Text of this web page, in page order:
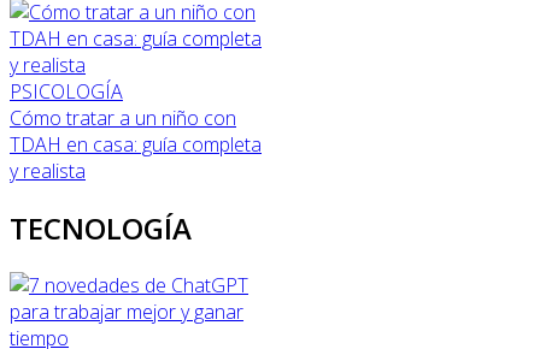
PSICOLOGÍA
Cómo tratar a un niño con
TDAH en casa: guía completa
y realista
TECNOLOGÍA